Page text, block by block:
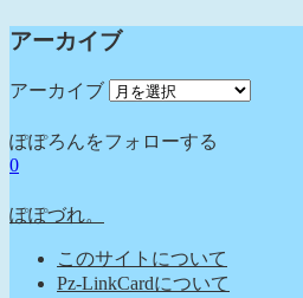
アーカイブ
アーカイブ
ぽぽろんをフォローする
0
ぽぽづれ。
このサイトについて
Pz-LinkCardについて